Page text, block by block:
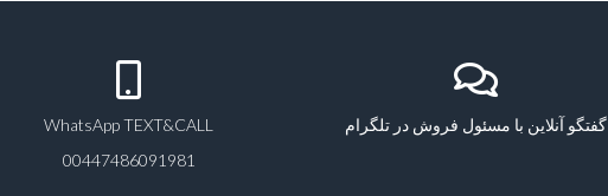
WhatsApp TEXT&CALL
00447486091981
گفتگو آنلاین با مسئول فروش در تلگرام